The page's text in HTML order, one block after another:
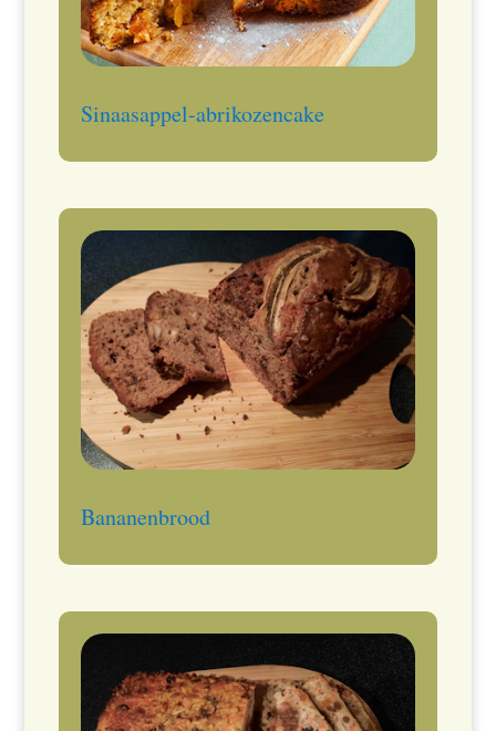
Sinaasappel-abrikozencake
Bananenbrood